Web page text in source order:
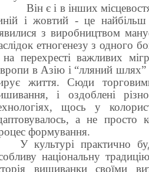
Він є і в інших
і жовтий - це найбільш
з виробництвом
етногенезу з одного
перехресті важливих
в Азію і “лляний шлях”
життя. Сюди
і оздоблені
щось у
а не просто
формування.
У культурі практично
національну
вишиванки своїми